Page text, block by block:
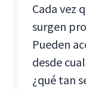
Cada vez
surgen
Pueden
desde
¿qué tan